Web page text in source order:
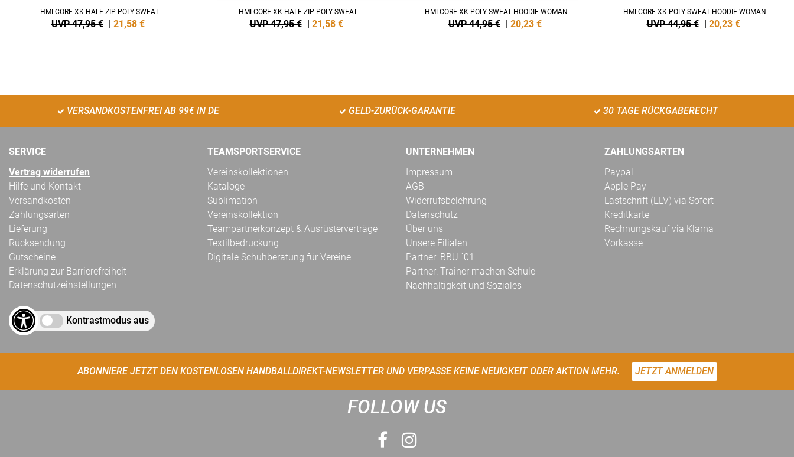
HMLCORE XK HALF ZIP POLY SWEAT
UVP 47,95 € | 21,58 €
HMLCORE XK HALF ZIP POLY SWEAT
UVP 47,95 € | 21,58 €
HMLCORE XK POLY SWEAT HOODIE WOMAN
UVP 44,95 € | 20,23 €
HMLCORE XK POLY SWEAT HOODIE WOMAN
UVP 44,95 € | 20,23 €
VERSANDKOSTENFREI AB 99€ IN DE GELD-ZURÜCK-GARANTIE 30 TAGE RÜCKGABERECHT
SERVICE
Vertrag widerrufen
Hilfe und Kontakt
Versandkosten
Zahlungsarten
Lieferung
Rücksendung
Gutscheine
Erklärung zur Barrierefreiheit
Datenschutzeinstellungen
Kontrastmodus aus
TEAMSPORTSERVICE
Vereinskollektionen
Kataloge
Sublimation
Vereinskollektion
Teampartnerkonzept & Ausrüsterverträge
Textilbedruckung
Digitale Schuhberatung für Vereine
UNTERNEHMEN
Impressum
AGB
Widerrufsbelehrung
Datenschutz
Über uns
Unsere Filialen
Partner: BBU ´01
Partner: Trainer machen Schule
Nachhaltigkeit und Soziales
ZAHLUNGSARTEN
Paypal
Apple Pay
Lastschrift (ELV) via Sofort
Kreditkarte
Rechnungskauf via Klarna
Vorkasse
ABONNIERE JETZT DEN KOSTENLOSEN HANDBALLDIREKT-NEWSLETTER UND VERPASSE KEINE NEUIGKEIT ODER AKTION MEHR. JETZT ANMELDEN
FOLLOW US